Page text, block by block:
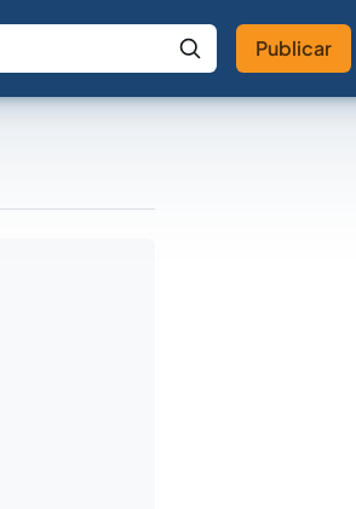
IA Buscar no Jus
Publicar